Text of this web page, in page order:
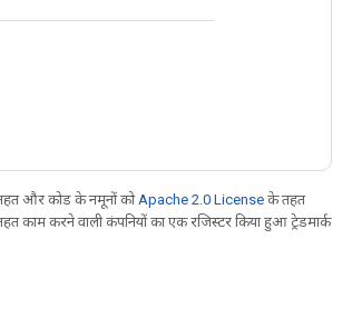
और कोड के नमूनों को Apache 2.0 License के तहत
करने वाली कंपनियों का एक रजिस्टर किया हुआ ट्रेडमार्क